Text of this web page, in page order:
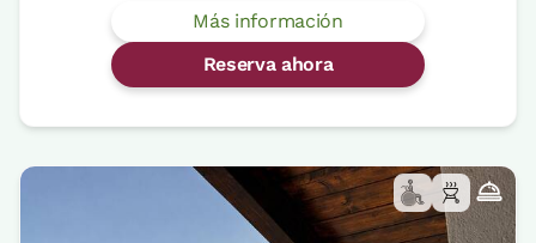
Más información
Reserva ahora